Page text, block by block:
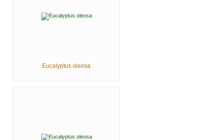
Eucalyptus oleosa